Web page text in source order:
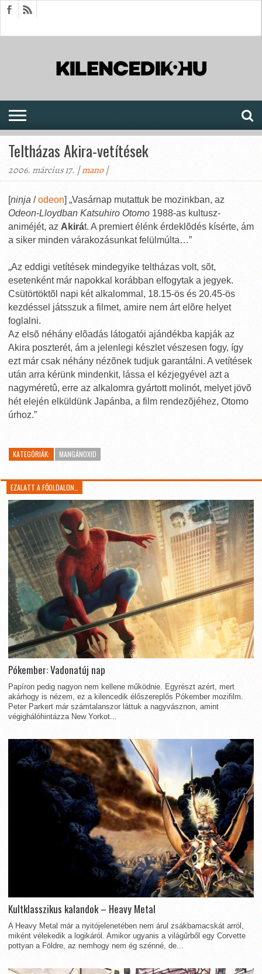
Teltházas Akira-vetítések
2006. március 17. |mano|
[ninja /odeon] „Vasárnap mutattuk be mozinkban, az
Odeon-Lloydban Katsuhiro Otomo 1988-as kultusz-
animéjét, az Akirát. A premiert élénk érdeklõdés kísérte, ám
a siker minden várakozásunkat felülmúlta…”
„Az eddigi vetítések mindegyike teltházas volt, sõt,
esetenként már napokkal korábban elfogytak a jegyek.
Csütörtöktõl napi két alkalommal, 18.15-ös és 20.45-ös
kezdéssel játsszuk a filmet, amire nem árt elõre helyet
foglalni.
Az elsõ néhány elõadás látogatói ajándékba kapják az
Akira poszterét, ám a jelenlegi készlet vészesen fogy, így
ezt már csak néhány nézõnek tudjuk garantálni. A vetítések
után arra kérünk mindenkit, lássa el kézjegyével azt a
nagyméretû, erre az alkalomra gyártott molinót, melyet jövõ
hét elején elküldünk Japánba, a film rendezõjéhez, Otomo
úrhoz.”
KATEGÓRIÁK: MANGÁNOXID
EZALATT A FŐOLDALON…
Pókember: Vadonatúj nap
Papíron pedig nagyon nem kellene működnie. Egyrészt azért, mert
akárhogy is nézem, ez a kilencedik élőszereplős Pókember mozifilm.
Peter Parkert már számtalanszor láttuk a nagyvásznon, amint
végighálóhintázza New Yorkot...
Kultklasszikus kalandok – Heavy Metal
A Heavy Metal már a nyitójelenetében nem árul zsákbamacskát arról,
miként vélekedik a logikáról. Amikor ugyanis a világűrből egy Corvette
pottyan a Földre, az nemhogy nem ég szénné, de...